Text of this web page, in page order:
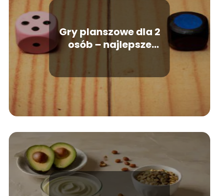
Gry planszowe dla 2
osób – najlepsze
propozycje do wspólnej
zabawy